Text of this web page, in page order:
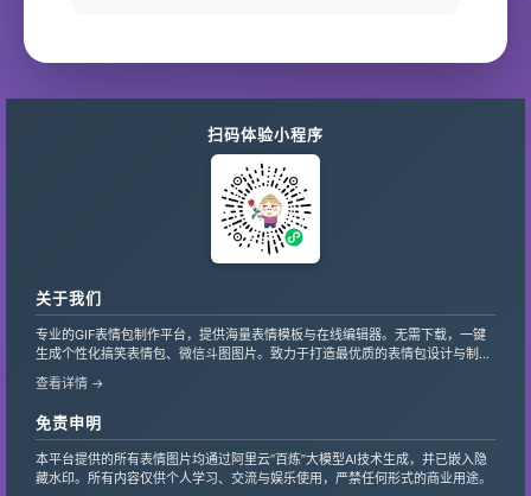
扫码体验小程序
关于我们
专业的GIF表情包制作平台，提供海量表情模板与在线编辑器。无需下载，一键
生成个性化搞笑表情包、微信斗图图片。致力于打造最优质的表情包设计与制作
服务，支持自定义文字、贴纸，让创意轻松变现。
查看详情 →
免责申明
本平台提供的所有表情图片均通过阿里云“百炼”大模型AI技术生成，并已嵌入隐
藏水印。所有内容仅供个人学习、交流与娱乐使用，严禁任何形式的商业用途。